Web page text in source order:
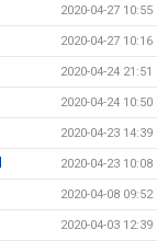
2020-04-27 10:55
2020-04-27 10:16
2020-04-24 21:51
2020-04-24 10:50
2020-04-23 14:39
2020-04-23 10:08
2020-04-08 09:52
2020-04-03 12:39